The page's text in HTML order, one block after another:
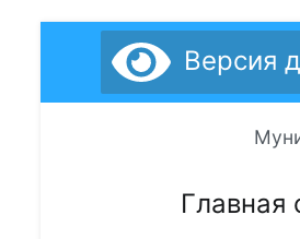
Перейти
содержимому
Версия
Главная